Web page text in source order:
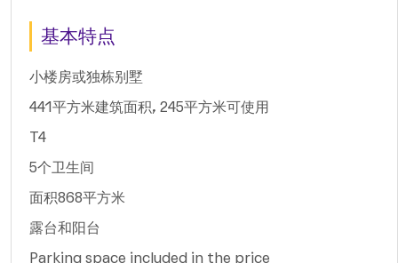
基本特点
小楼房或独栋别墅
441平方米建筑面积, 245平方米可使用
T4
5个卫生间
面积868平方米
露台和阳台
Parking space included in the price